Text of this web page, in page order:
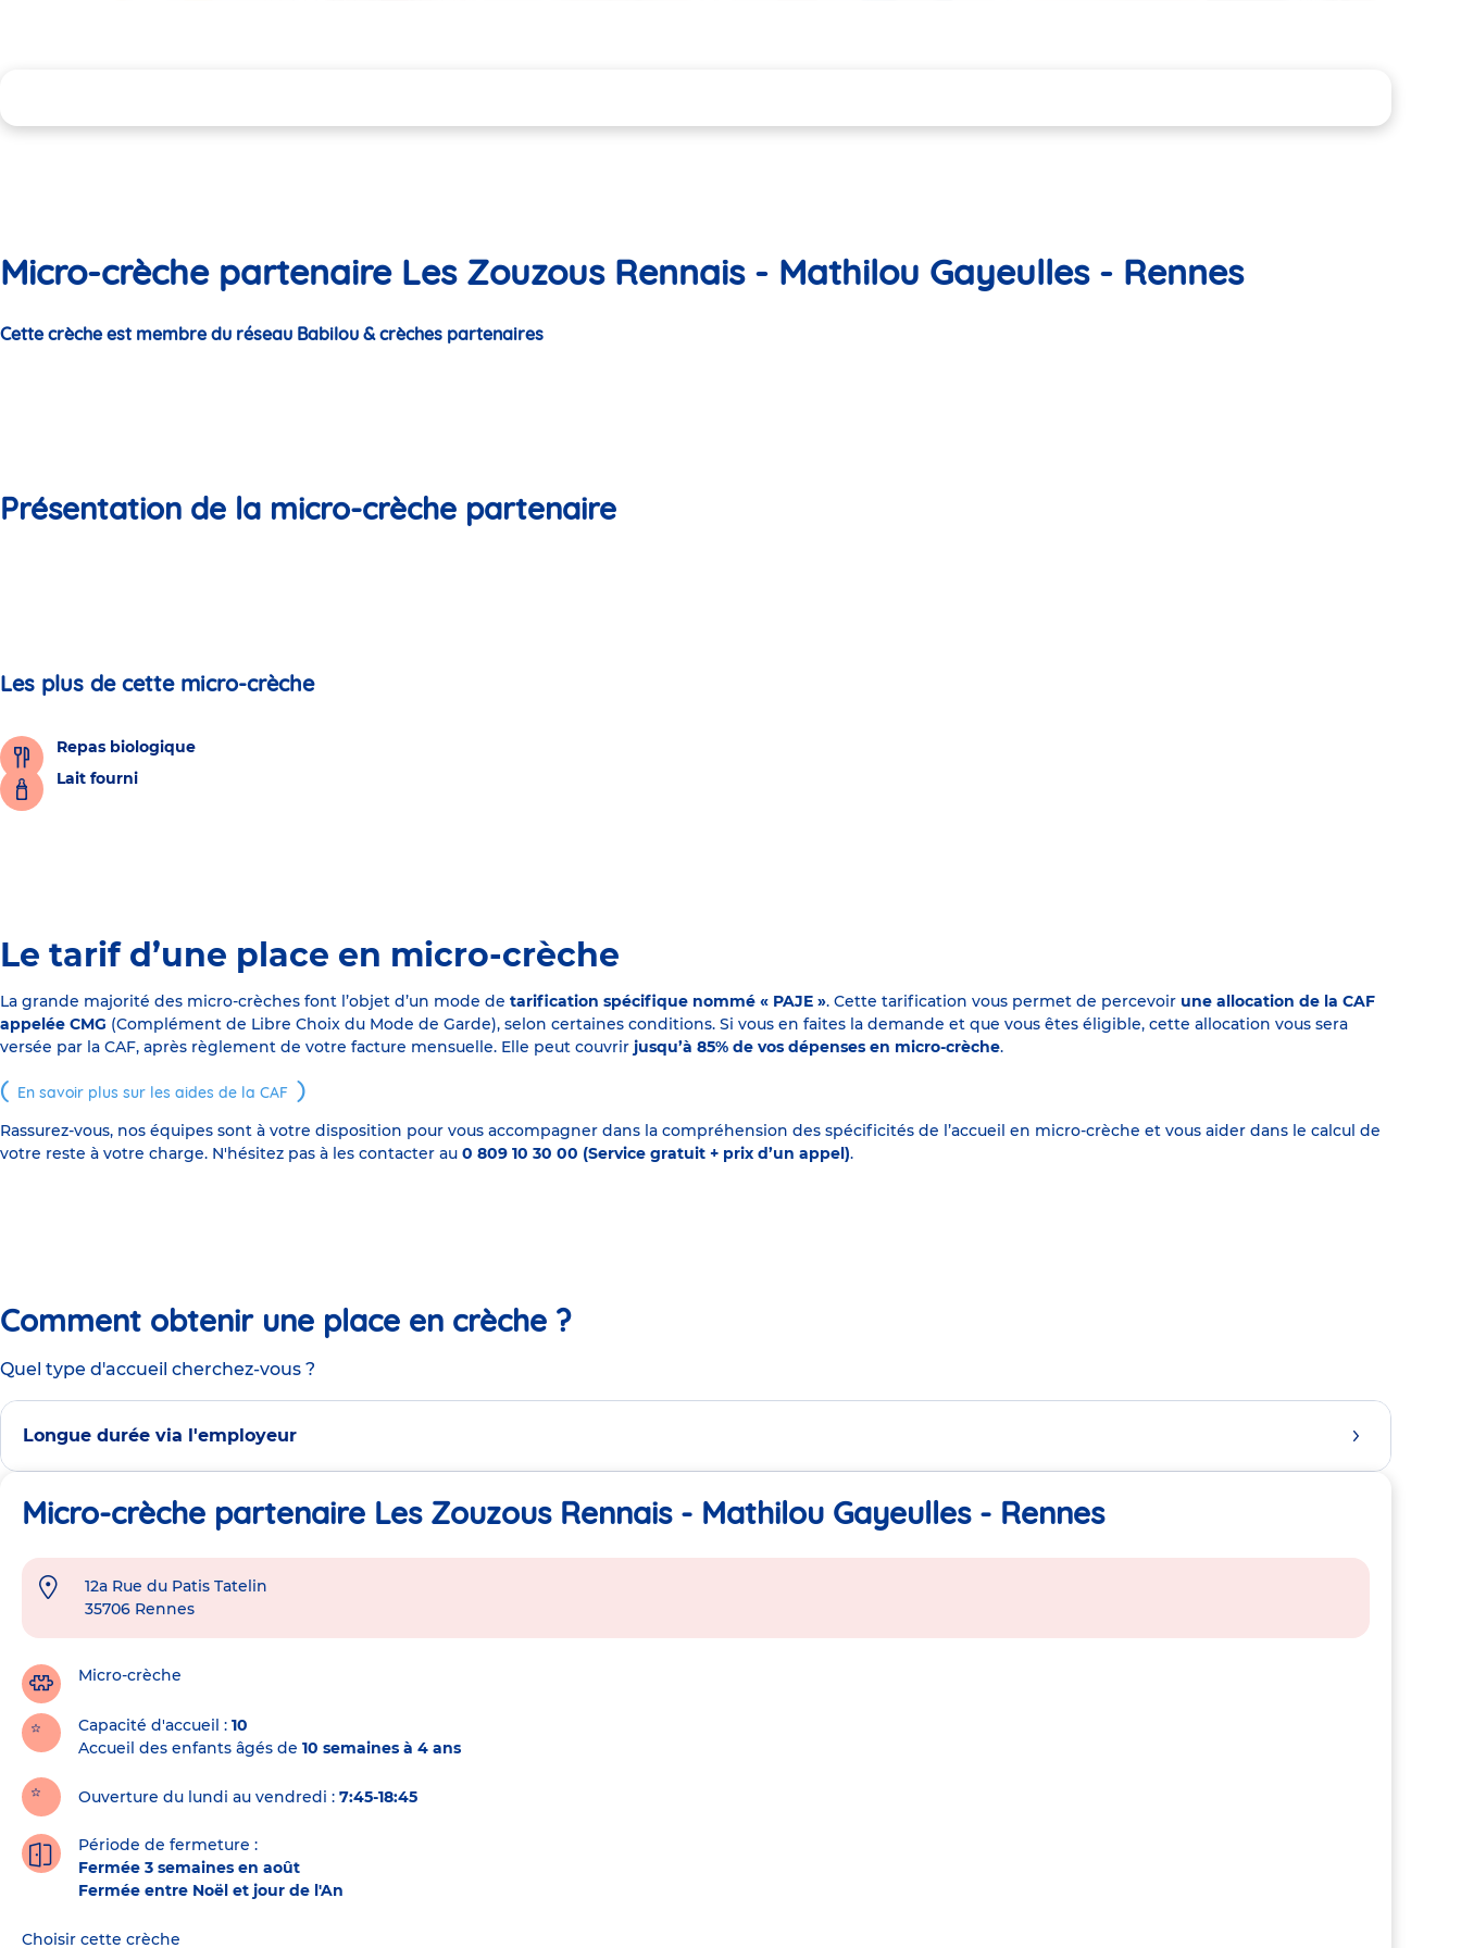
Micro-crèche partenaire Les Zouzous Rennais - Mathilou Gayeulles - Rennes
Cette crèche est membre du réseau Babilou & crèches partenaires
Présentation de la micro-crèche partenaire
Les plus de cette micro-crèche
Repas biologique
Lait fourni
Le tarif d’une place en micro-crèche
La grande majorité des micro-crèches font l’objet d’un mode de tarification spécifique nommé « PAJE ». Cette tarification vous permet de percevoir une allocation de la CAF
appelée CMG (Complément de Libre Choix du Mode de Garde), selon certaines conditions. Si vous en faites la demande et que vous êtes éligible, cette allocation vous sera
versée par la CAF, après règlement de votre facture mensuelle. Elle peut couvrir jusqu’à 85% de vos dépenses en micro-crèche.
En savoir plus sur les aides de la CAF
Rassurez-vous, nos équipes sont à votre disposition pour vous accompagner dans la compréhension des spécificités de l’accueil en micro-crèche et vous aider dans le calcul de
votre reste à votre charge. N'hésitez pas à les contacter au 0 809 10 30 00 (Service gratuit + prix d’un appel).
Comment obtenir une place en crèche ?
Quel type d'accueil cherchez-vous ?
Longue durée via l'employeur
Micro-crèche partenaire Les Zouzous Rennais - Mathilou Gayeulles - Rennes
Adresse
crèche
12a Rue du Patis Tatelin
35706 Rennes
Micro-crèche
Capacité d'accueil
10
Accueil des enfants âgés de 10 semaines à 4 ans
Ouverture du lundi au vendredi : 7:45-18:45
Période de fermeture :
Fermée 3 semaines en août
Fermée entre Noël et jour de l'An
Choisir cette crèche